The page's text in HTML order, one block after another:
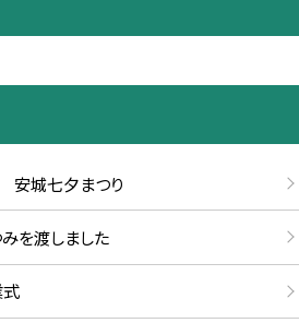
城七夕まつり
を渡しました